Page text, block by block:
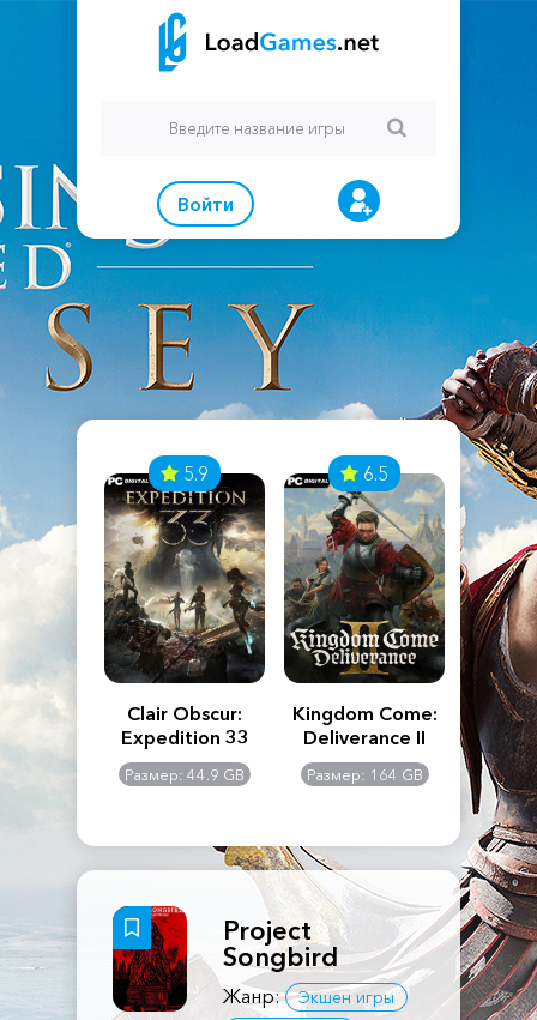
Войти
Creed
5.9
Clair Obscur:
Expedition 33
Размер: 44.9 GB
6.5
Kingdom Come:
Deliverance II
Размер: 164 GB
The
Project
Songbird
Жанр:
Экшен игры